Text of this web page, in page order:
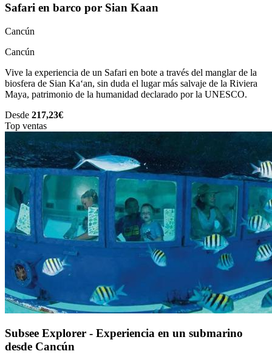
Safari en barco por Sian Kaan
Cancún
Cancún
Vive la experiencia de un Safari en bote a través del manglar de la
biosfera de Sian Ka‘an, sin duda el lugar más salvaje de la Riviera
Maya, patrimonio de la humanidad declarado por la UNESCO.
Desde 217,23€
Top ventas
Subsee Explorer - Experiencia en un submarino
desde Cancún